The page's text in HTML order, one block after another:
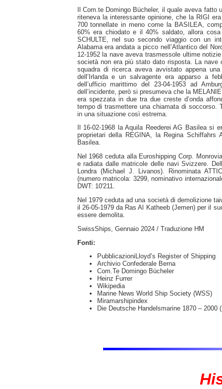
Il Com.te Domingo Bücheler, il quale aveva
riteneva la interessante opinione, che la RIGI
700 tonnellate in meno come la BASILEA,
60% era chiodato e il 40% saldato, allora
SCHULTE, nel suo secondo viaggio con un
Alabama era andata a picco nell’Atlantico del
12-1952 la nave aveva trasmessole ultime
società non era più stato dato risposta. La nave
squadra di ricerca aveva avvistato appena
dell’Irlanda e un salvagente era apparso a
dell’ufficio marittimo del 23-04-1953 ad
dell’incidente, però si presumeva che la
era spezzata in due tra due creste d’onda
tempo di trasmettere una chiamata di soccorso.
in una situazione così estrema.
Il 16-02-1968 la Aquila Reederei AG Basilea
proprietari della REGINA, la Regina
Basilea.
Nel 1968 ceduta alla Euroshipping Corp.
e radiata dalle matricole delle navi Svizzere.
Londra (Michael J. Livanos). Rinominata
(numero matricola: 3299, nominativo
DWT: 10'211.
Nel 1979 ceduta ad una società di demolizione
il 26-05-1979 da Ras Al Katheeb (Jemen) per il
essere demolita.
SwissShips, Gennaio 2024 / Traduzione HM
Fonti:
PubblicazioniLloyd’s Register of Shipping
Archivio Confederale Berna
Com.Te Domingo Bücheler
Heinz Furrer
Wikipedia
Marine News World Ship Society (WSS)
Miramarshipindex
Die Deutsche Handelsmarine 1870 – 2000